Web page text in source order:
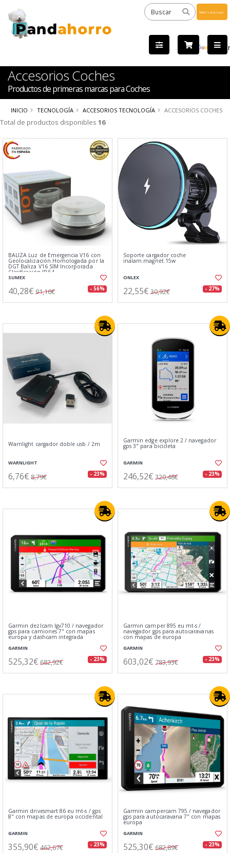
by
Accesorios Coches
Productos de primeras marcas para Coches
INICIO TECNOLOGÍA ACCESORIOS TECNOLOGÍA ACCESORIOS COCHES
Total de productos disponibles 16
BALIZA Luz de Emergencia V16 con
Geolocalización Homologada por la
DGT Baliza V16 SIM Incorporada
Clasificación IP-54
SUMEX
40,28€ 91,16€ - 56%
Soporte cargador coche
inalam.magnet.15w
ONLEX
22,55€ 30,92€ - 27%
Warnlight cargador doble usb / 2m
WARNLIGHT
6,76€ 8,79€ - 23%
Garmin edge explore 2 / navegador
gps 3" para bicicleta
GARMIN
246,52€ 320,48€ - 23%
Garmin dezlcam lgv710 / navegador
gps para camiones 7" con mapas
europa y dashcam integrada
GARMIN
525,32€ 682,92€ - 23%
Garmin camper 895 eu mt-s /
navegador gps para autocaravanas
con mapas de europa
GARMIN
603,02€ 783,93€ - 23%
Garmin drivesmart 86 eu mt-s / gps
8" con mapas de europa occidental
GARMIN
355,90€ 462,67€ - 23%
Garmin campercam 795 / navegador
gps para autocaravana 7" con mapas
europa
GARMIN
525,30€ 682,89€ - 23%